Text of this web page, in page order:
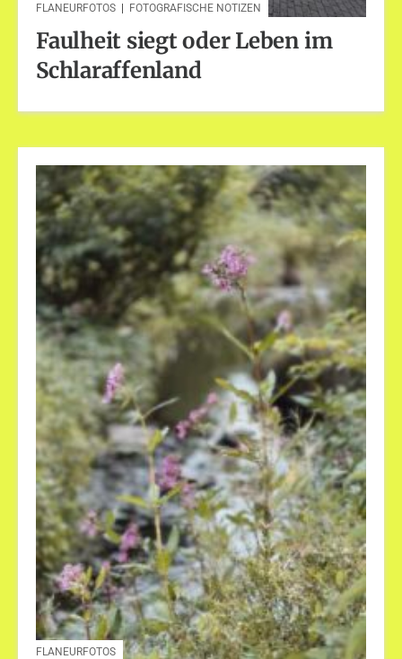
FLANEURFOTOS | FOTOGRAFISCHE NOTIZEN
Faulheit siegt oder Leben im
Schlaraffenland
FLANEURFOTOS